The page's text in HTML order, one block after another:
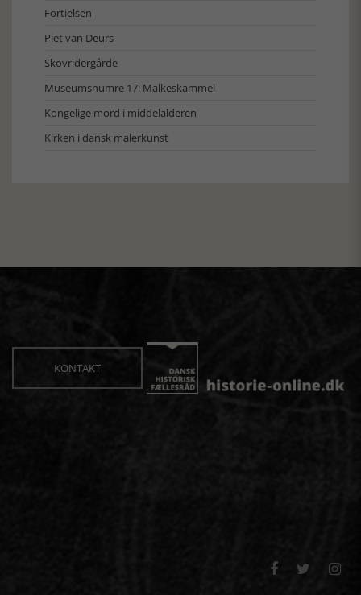
Fortielsen
Piet van Deurs
Skovridergårde
Museumsnumre 17: Malkeskammel
Kongelige mord i middelalderen
Kirken i dansk malerkunst
KONTAKT
  